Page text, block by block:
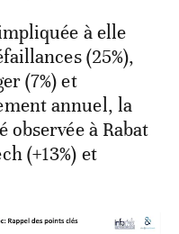
à elle
(25%),
(7%) et
annuel, la
observée à Rabat
(+13%) et